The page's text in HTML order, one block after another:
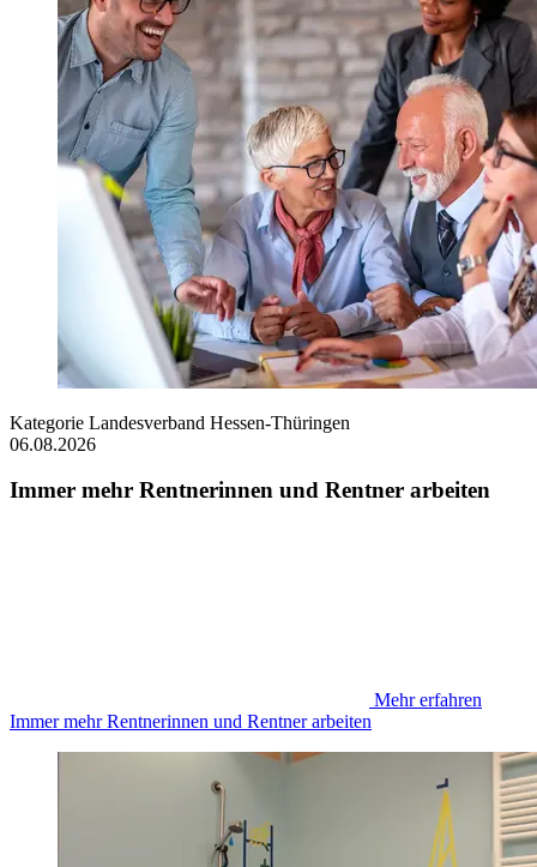
Kategorie Landesverband Hessen-Thüringen
06.08.2026
Immer mehr Rentnerinnen und Rentner arbeiten
Mehr erfahren
Immer mehr Rentnerinnen und Rentner arbeiten